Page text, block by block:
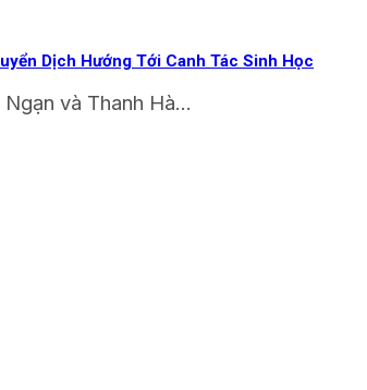
Dịch Hướng Tới Canh Tác Sinh Học
và Thanh Hà...